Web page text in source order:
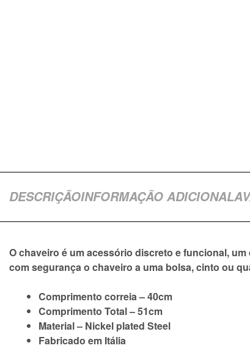
DESCRIÇÃOINFORMAÇÃO ADICIONAL
O chaveiro é um acessório discreto e funcional,
com segurança o chaveiro a uma bolsa, cinto ou
Comprimento correia – 40cm
Comprimento Total – 51cm
Material – Nickel plated Steel
Fabricado em Itália